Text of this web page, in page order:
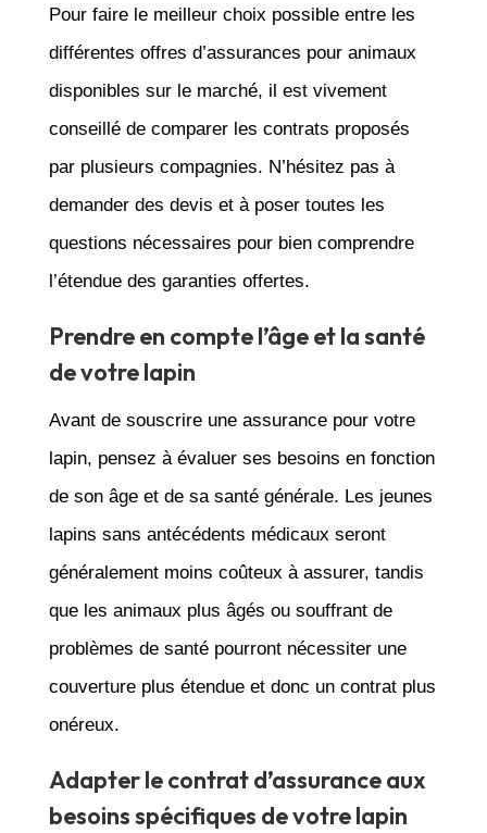
Pour faire le meilleur choix possible entre les
différentes offres d’assurances pour animaux
disponibles sur le marché, il est vivement
conseillé de comparer les contrats proposés
par plusieurs compagnies. N’hésitez pas à
demander des devis et à poser toutes les
questions nécessaires pour bien comprendre
l’étendue des garanties offertes.
Prendre en compte l’âge et la santé
de votre lapin
Avant de souscrire une assurance pour votre
lapin, pensez à évaluer ses besoins en fonction
de son âge et de sa santé générale. Les jeunes
lapins sans antécédents médicaux seront
généralement moins coûteux à assurer, tandis
que les animaux plus âgés ou souffrant de
problèmes de santé pourront nécessiter une
couverture plus étendue et donc un contrat plus
onéreux.
Adapter le contrat d’assurance aux
besoins spécifiques de votre lapin